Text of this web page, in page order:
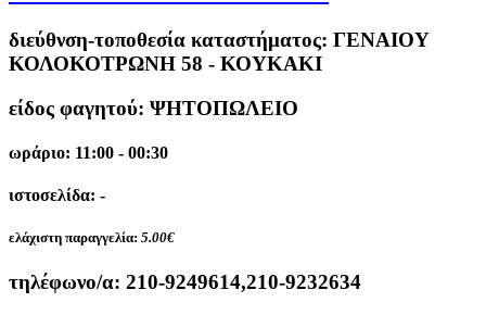
διεύθνση-τοποθεσία καταστήματος: ΓΕΝΑΙΟΥ
ΚΟΛΟΚΟΤΡΩΝΗ 58 - ΚΟΥΚΑΚΙ
είδος φαγητού: ΨΗΤΟΠΩΛΕΙΟ
ωράριο: 11:00 - 00:30
ιστοσελίδα: -
ελάχιστη παραγγελία: 5.00€
τηλέφωνο/α: 210-9249614,210-9232634